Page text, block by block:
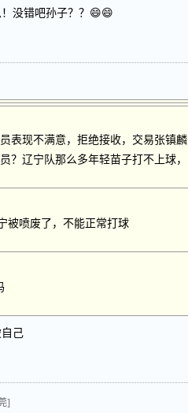
没错吧孙子？？😄😄
表现不满意，拒绝接收，交易张镇
？辽宁队那么多年轻苗子打不上球
被喷废了，不能正常打球
己
]